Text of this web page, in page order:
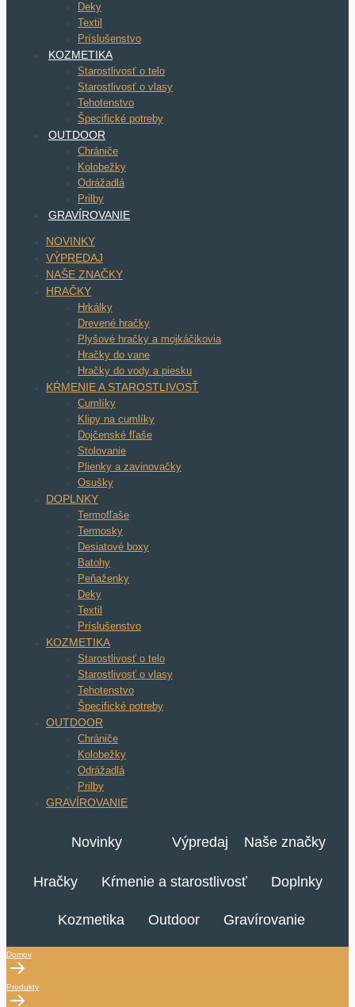
Deky
Textil
Príslušenstvo
KOZMETIKA
Starostlivosť o telo
Starostlivosť o vlasy
Tehotenstvo
Špecifické potreby
OUTDOOR
Chrániče
Kolobežky
Odrážadlá
Prilby
GRAVÍROVANIE
NOVINKY
VÝPREDAJ
NAŠE ZNAČKY
HRAČKY
Hrkálky
Drevené hračky
Plyšové hračky a mojkáčikovia
Hračky do vane
Hračky do vody a piesku
KŔMENIE A STAROSTLIVOSŤ
Cumlíky
Klipy na cumlíky
Dojčenské fľaše
Stolovanie
Plienky a zavinovačky
Osušky
DOPLNKY
Termofľaše
Termosky
Desiatové boxy
Batohy
Peňaženky
Deky
Textil
Príslušenstvo
KOZMETIKA
Starostlivosť o telo
Starostlivosť o vlasy
Tehotenstvo
Špecifické potreby
OUTDOOR
Chrániče
Kolobežky
Odrážadlá
Prilby
GRAVÍROVANIE
Novinky Výpredaj Naše značky
Hračky Kŕmenie a starostlivosť Doplnky
Kozmetika Outdoor Gravírovanie
Domov
Produkty